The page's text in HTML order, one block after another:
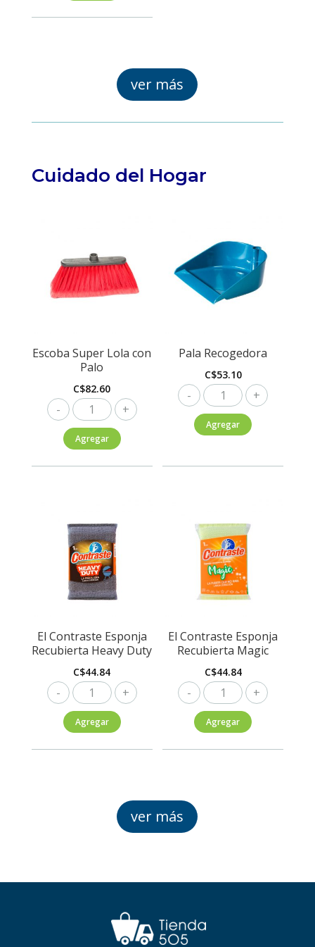
ver más
Cuidado del Hogar
Escoba Super Lola con
Palo
C$82.60
Escoba
Super
Lola
Agregar
Pala Recogedora
C$53.10
Pala
Recogedora
cantidad
Agregar
El Contraste Esponja
Recubierta Heavy Duty
C$44.84
El
Contraste
Esponja
Agregar
El Contraste Esponja
Recubierta Magic
C$44.84
El
Contraste
Esponja
Agregar
ver más